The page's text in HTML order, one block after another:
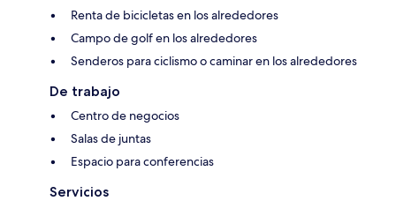
Renta de bicicletas en los alrededores
Campo de golf en los alrededores
Senderos para ciclismo o caminar en los alrededores
De trabajo
Centro de negocios
Salas de juntas
Espacio para conferencias
Servicios